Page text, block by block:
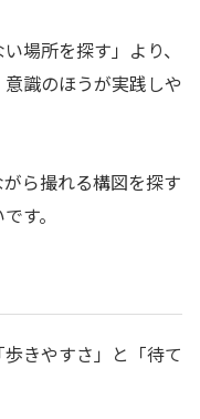
場所を探す」より、
識のほうが実践しや
ら撮れる構図を探す
す。
きやすさ」と「待て